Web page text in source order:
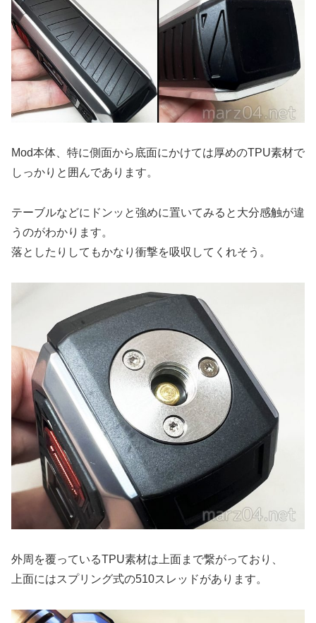
Mod本体、特に側面から底面にかけては厚めのTPU素材で
しっかりと囲んであります。
テーブルなどにドンッと強めに置いてみると大分感触が違
うのがわかります。
落としたりしてもかなり衝撃を吸収してくれそう。
外周を覆っているTPU素材は上面まで繋がっており、
上面にはスプリング式の510スレッドがあります。